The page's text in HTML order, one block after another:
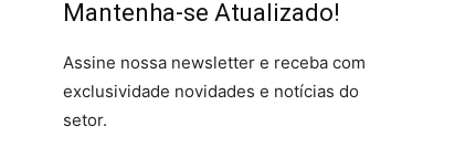
Mantenha-se Atualizado!
Assine nossa newsletter e receba com
exclusividade novidades e notícias do
setor.